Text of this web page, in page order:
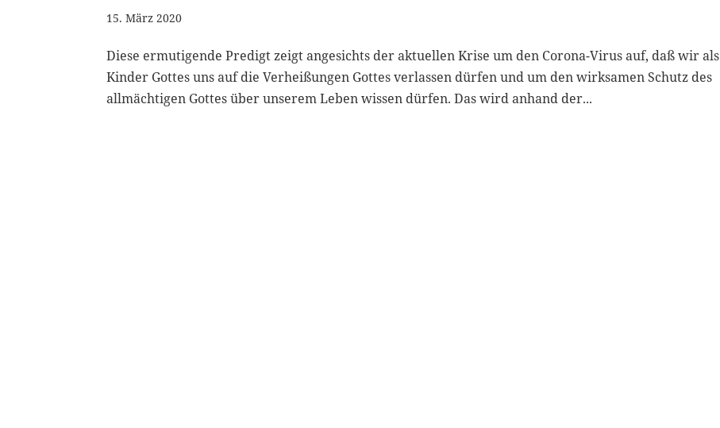
15. März 2020
Diese ermutigende Predigt zeigt angesichts der aktuellen Krise um den Corona-Virus auf, daß wir als
Kinder Gottes uns auf die Verheißungen Gottes verlassen dürfen und um den wirksamen Schutz des
allmächtigen Gottes über unserem Leben wissen dürfen. Das wird anhand der...